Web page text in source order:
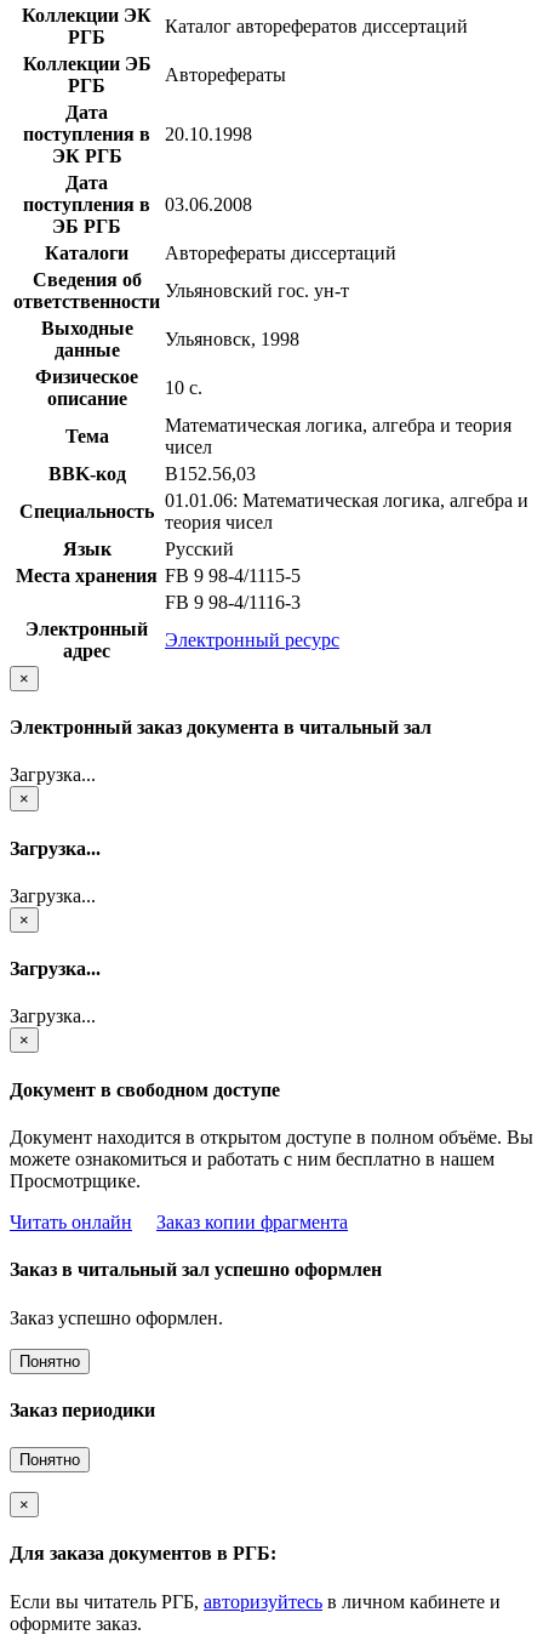
Коллекции ЭК
РГБ
Каталог авторефератов диссертаций
Коллекции ЭБ
РГБ
Авторефераты
Дата
поступления в
ЭК РГБ
20.10.1998
Дата
поступления в
ЭБ РГБ
03.06.2008
Каталоги
Авторефераты диссертаций
Сведения об
ответственности
Ульяновский гос. ун-т
Выходные
данные
Ульяновск, 1998
Физическое
описание
10 с.
Тема
Математическая логика, алгебра и теория
чисел
BBK-код
В152.56,03
Специальность
01.01.06: Математическая логика, алгебра и
теория чисел
Язык
Русский
Места хранения FB 9 98-4/1115-5
FB 9 98-4/1116-3
Электронный
адрес
Электронный ресурс
×
Электронный заказ документа в читальный зал
Загрузка...
×
Загрузка...
Загрузка...
×
Загрузка...
Загрузка...
×
Документ в свободном доступе
Документ находится в открытом доступе в полном объёме. Вы
можете ознакомиться и работать с ним бесплатно в нашем
Просмотрщике.
Читать онлайн
Заказ копии фрагмента
Заказ в читальный зал успешно оформлен
Заказ успешно оформлен.
Понятно
Заказ периодики
Понятно
×
Для заказа документов в РГБ:
Если вы читатель РГБ, авторизуйтесь в личном кабинете и
оформите заказ.